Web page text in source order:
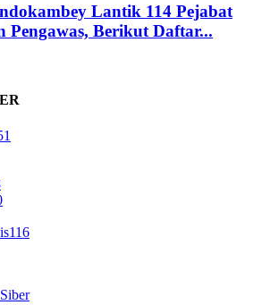
Lantik 114 Pejabat
Pengawas, Berikut Daftar...
116